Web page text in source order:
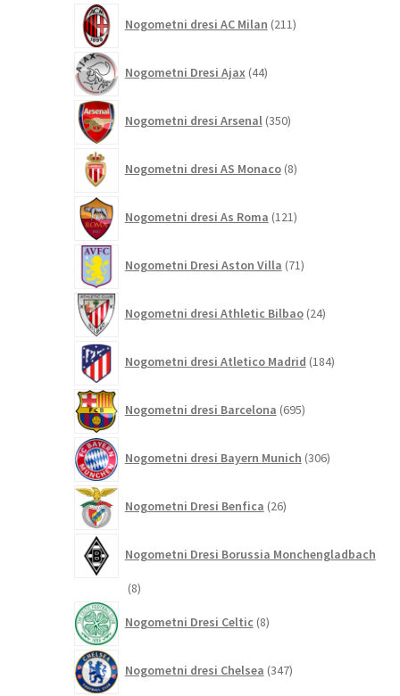
Nogometni dresi AC Milan 211izdelkov
Nogometni Dresi Ajax 44izdelkov
Nogometni dresi Arsenal 350izdelkov
Nogometni dresi AS Monaco 8izdelkov
Nogometni dresi As Roma 121izdelkov
Nogometni Dresi Aston Villa 71izdelkov
Nogometni dresi Athletic Bilbao 24izdelkov
Nogometni dresi Atletico Madrid 184izdelkov
Nogometni dresi Barcelona 695izdelkov
Nogometni dresi Bayern Munich 306izdelkov
Nogometni Dresi Benfica 26izdelkov
Nogometni Dresi Borussia Monchengladbach
88
Nogometni Dresi Celtic 8izdelkov
Nogometni dresi Chelsea 347izdelkov